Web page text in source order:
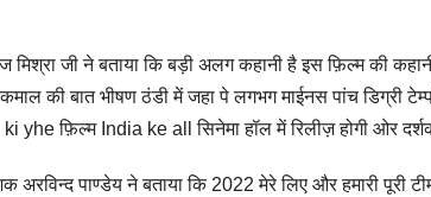
मिश्रा जी ने बताया कि बड़ी अलग कहानी है इस फ़िल्म की
की बात भीषण ठंडी में जहा पे लगभग माईनस पांच डिग्री
yhe फ़िल्म India ke all सिनेमा हॉल में रिलीज़ होगी ओर
अरविन्द पाण्डेय ने बताया कि 2022 मेरे लिए और हमारी पूरी